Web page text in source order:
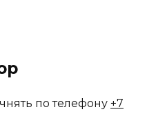
по телефону +7